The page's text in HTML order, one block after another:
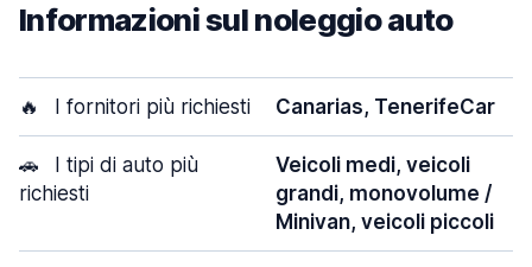
Informazioni sul noleggio auto
🔥 I fornitori più richiesti Canarias, TenerifeCar
🚗
I tipi di auto più
richiesti
Veicoli medi, veicoli
grandi, monovolume /
Minivan, veicoli piccoli